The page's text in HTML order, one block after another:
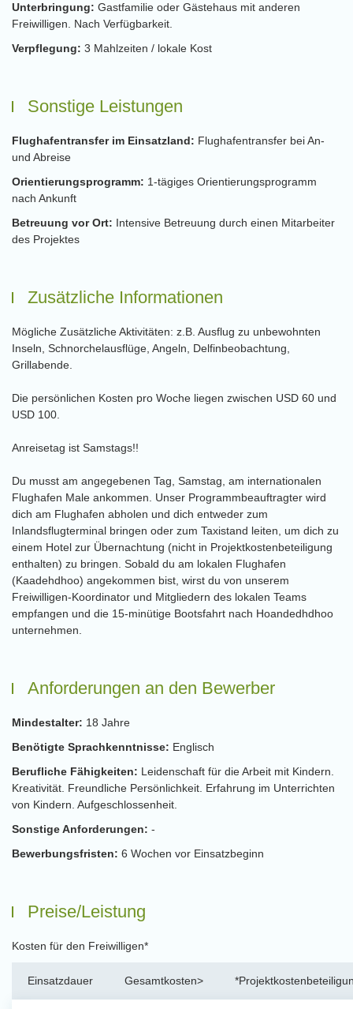
Unterbringung: Gastfamilie oder Gästehaus mit anderen
Freiwilligen. Nach Verfügbarkeit.
Verpflegung: 3 Mahlzeiten / lokale Kost
Sonstige Leistungen
Flughafentransfer im Einsatzland: Flughafentransfer bei An-
und Abreise
Orientierungsprogramm: 1-tägiges Orientierungsprogramm
nach Ankunft
Betreuung vor Ort: Intensive Betreuung durch einen Mitarbeiter
des Projektes
Zusätzliche Informationen
Mögliche Zusätzliche Aktivitäten: z.B. Ausflug zu unbewohnten
Inseln, Schnorchelausflüge, Angeln, Delfinbeobachtung,
Grillabende.
Die persönlichen Kosten pro Woche liegen zwischen USD 60 und
USD 100.
Anreisetag ist Samstags!!
Du musst am angegebenen Tag, Samstag, am internationalen
Flughafen Male ankommen. Unser Programmbeauftragter wird
dich am Flughafen abholen und dich entweder zum
Inlandsflugterminal bringen oder zum Taxistand leiten, um dich zu
einem Hotel zur Übernachtung (nicht in Projektkostenbeteiligung
enthalten) zu bringen. Sobald du am lokalen Flughafen
(Kaadehdhoo) angekommen bist, wirst du von unserem
Freiwilligen-Koordinator und Mitgliedern des lokalen Teams
empfangen und die 15-minütige Bootsfahrt nach Hoandedhdhoo
unternehmen.
Anforderungen an den Bewerber
Mindestalter: 18 Jahre
Benötigte Sprachkenntnisse: Englisch
Berufliche Fähigkeiten: Leidenschaft für die Arbeit mit Kindern.
Kreativität. Freundliche Persönlichkeit. Erfahrung im Unterrichten
von Kindern. Aufgeschlossenheit.
Sonstige Anforderungen: -
Bewerbungsfristen: 6 Wochen vor Einsatzbeginn
Preise/Leistung
Kosten für den Freiwilligen*
Einsatzdauer Gesamtkosten>